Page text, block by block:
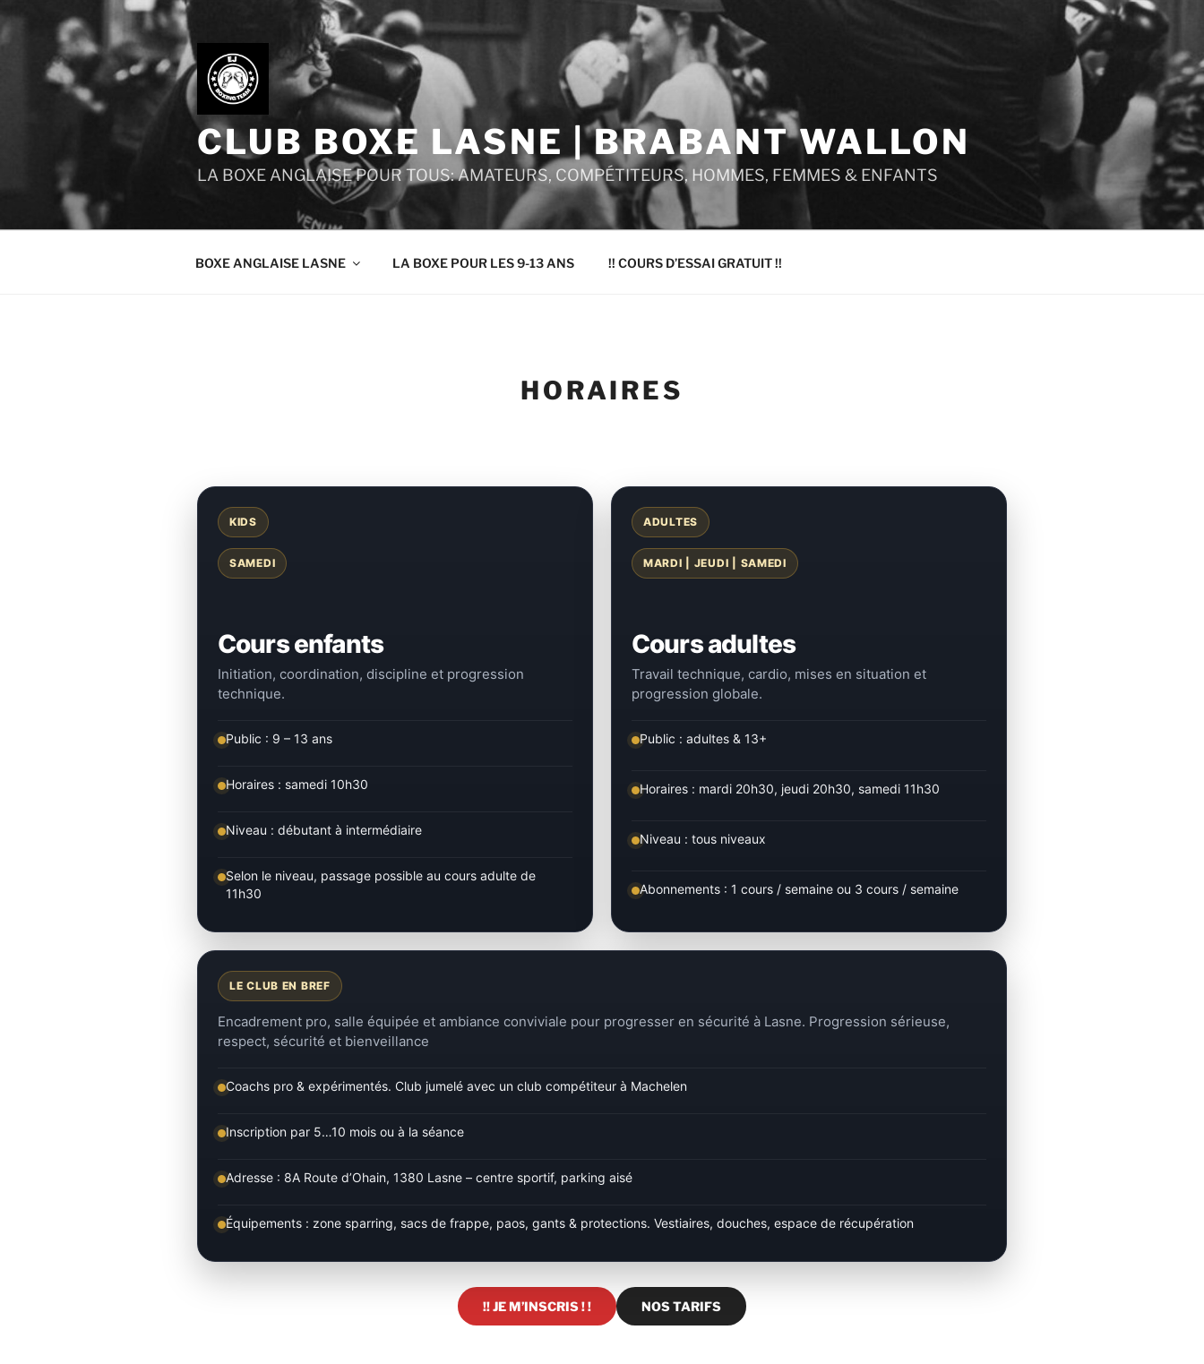
au
principal
CLUB BOXE LASNE | BRABANT WALLON
LA BOXE ANGLAISE POUR TOUS: AMATEURS, COMPÉTITEURS, HOMMES, FEMMES & ENFANTS
BOXE ANGLAISE LASNE LA BOXE POUR LES 9-13 ANS !! COURS D’ESSAI GRATUIT !!
HORAIRES
KIDS
SAMEDI
Cours enfants
Initiation, coordination, discipline et progression
technique.
Public : 9 – 13 ans
Horaires : samedi 10h30
Niveau : débutant à intermédiaire
Selon le niveau, passage possible au cours adulte de
11h30
ADULTES
MARDI | JEUDI | SAMEDI
Cours adultes
Travail technique, cardio, mises en situation et
progression globale.
Public : adultes & 13+
Horaires : mardi 20h30, jeudi 20h30, samedi 11h30
Niveau : tous niveaux
Abonnements : 1 cours / semaine ou 3 cours / semaine
LE CLUB EN BREF
Encadrement pro, salle équipée et ambiance conviviale pour progresser en sécurité à Lasne. Progression sérieuse,
respect, sécurité et bienveillance
Coachs pro & expérimentés. Club jumelé avec un club compétiteur à Machelen
Inscription par 5…10 mois ou à la séance
Adresse : 8A Route d’Ohain, 1380 Lasne – centre sportif, parking aisé
Équipements : zone sparring, sacs de frappe, paos, gants & protections. Vestiaires, douches, espace de récupération
!! JE M’INSCRIS ! ! NOS TARIFS